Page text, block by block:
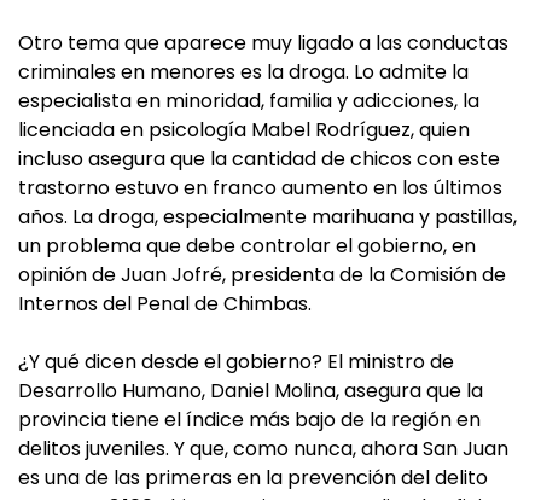
Otro tema que aparece muy ligado a las conductas
criminales en menores es la droga. Lo admite la
especialista en minoridad, familia y adicciones, la
licenciada en psicología Mabel Rodríguez, quien
incluso asegura que la cantidad de chicos con este
trastorno estuvo en franco aumento en los últimos
años. La droga, especialmente marihuana y pastillas,
un problema que debe controlar el gobierno, en
opinión de Juan Jofré, presidenta de la Comisión de
Internos del Penal de Chimbas.
¿Y qué dicen desde el gobierno? El ministro de
Desarrollo Humano, Daniel Molina, asegura que la
provincia tiene el índice más bajo de la región en
delitos juveniles. Y que, como nunca, ahora San Juan
es una de las primeras en la prevención del delito